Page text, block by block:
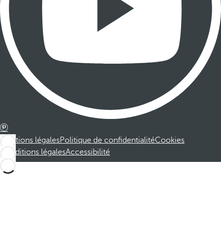
Mentions légalesPolitique de confidentialitéCookies
Conditions légalesAccessibilité